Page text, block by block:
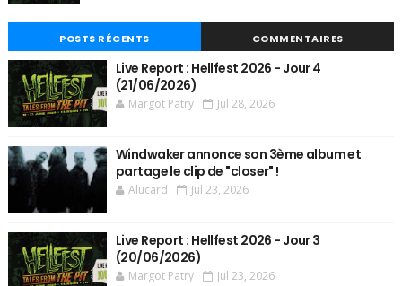
POSTS RÉCENTS COMMENTAIRES
Live Report : Hellfest 2026 - Jour 4
(21/06/2026)
Margot Patry Jul 28, 2026
Windwaker annonce son 3ème album et
partage le clip de "closer" !
Alucard Jul 23, 2026
Live Report : Hellfest 2026 - Jour 3
(20/06/2026)
Margot Patry Jul 23, 2026